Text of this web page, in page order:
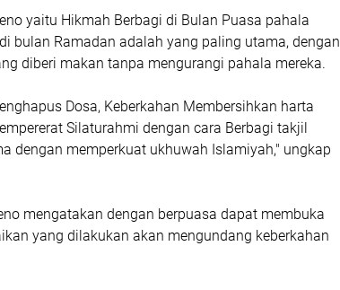
yaitu Hikmah Berbagi di Bulan Puasa pahala
bulan Ramadan adalah yang paling utama, dengan
diberi makan tanpa mengurangi pahala mereka.
Dosa, Keberkahan Membersihkan harta
Silaturahmi dengan cara Berbagi takjil
dengan memperkuat ukhuwah Islamiyah," ungkap
mengatakan dengan berpuasa dapat membuka
yang dilakukan akan mengundang keberkahan